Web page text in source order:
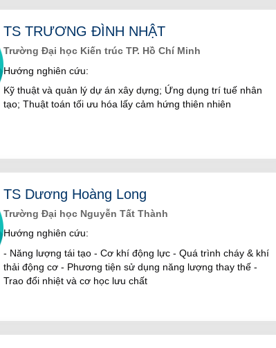
TS TRƯƠNG ĐÌNH NHẬT
Trường Đại học Kiến trúc TP. Hồ Chí Minh
Hướng nghiên cứu:
Kỹ thuật và quản lý dự án xây dựng; Ứng dụng trí tuế nhân
tạo; Thuật toán tối ưu hóa lấy cảm hứng thiên nhiên
TS Dương Hoàng Long
Trường Đại học Nguyễn Tất Thành
Hướng nghiên cứu:
- Năng lượng tái tạo - Cơ khí động lực - Quá trình cháy & khí
thải động cơ - Phương tiện sử dụng năng lượng thay thế -
Trao đổi nhiệt và cơ học lưu chất